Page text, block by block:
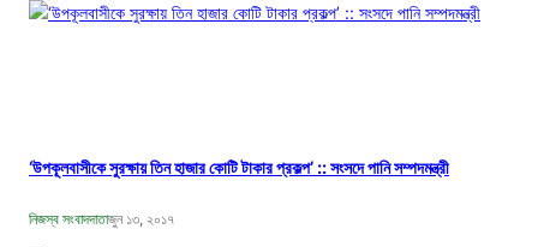
‘উপকূলবাসীকে সুরক্ষায় তিন হাজার কোটি টাকার প্রকল্প’ :: সংসদে পানি সম্পদমন্ত্রী
নিজস্ব সংবাদদাতাজুন ১৩, ২০১৭